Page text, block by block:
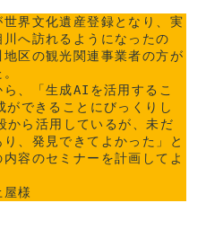
世界文化遺産登録となり、実
へ訪れるようになったの
区の観光関連事業者の方が
、「生成AIを活用するこ
ができることにびっくりし
ら活用しているが、未だ
、発見できてよかった」と
容のセミナーを計画してよ
様